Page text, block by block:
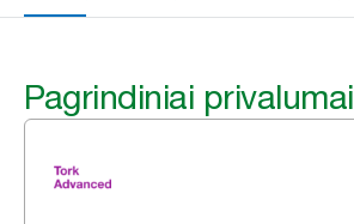
Pagrindiniai privalumai